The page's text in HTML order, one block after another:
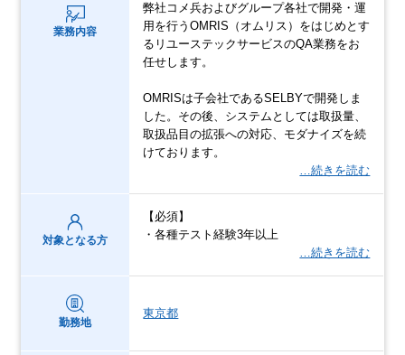
業務内容
弊社コメ兵およびグループ各社で開発・運
用を行うOMRIS（オムリス）をはじめとす
るリユーステックサービスのQA業務をお
任せします。
OMRISは子会社であるSELBYで開発しま
した。その後、システムとしては取扱量、
取扱品目の拡張への対応、モダナイズを続
けております。
…続きを読む
対象となる方
【必須】
・各種テスト経験3年以上
…続きを読む
勤務地
東京都